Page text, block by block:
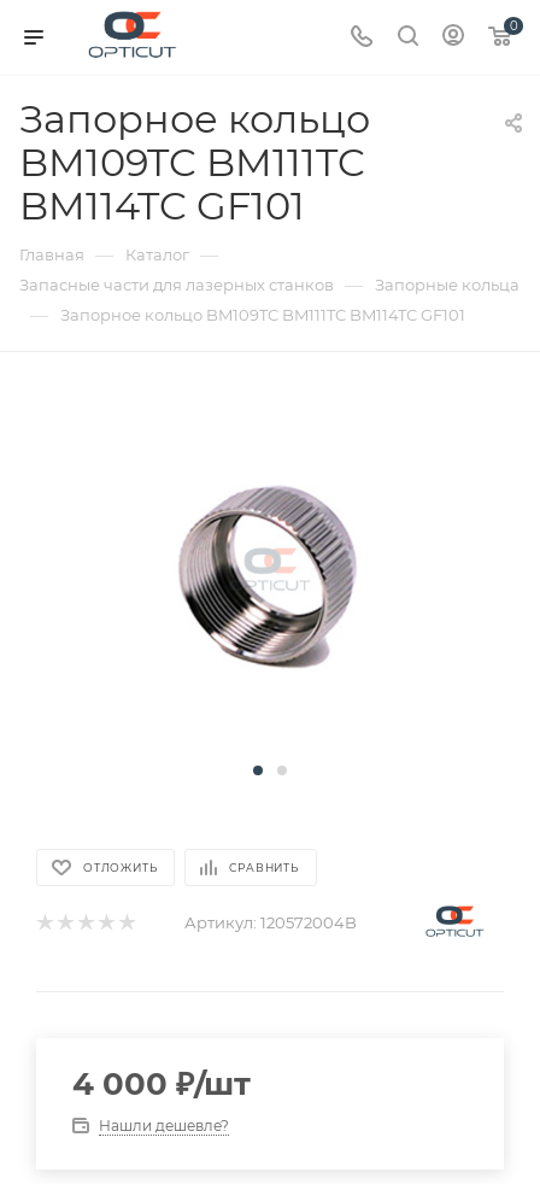
0
Запорное кольцо
BM109TC BM111TC
BM114TC GF101
Главная — Каталог —
Запасные части для лазерных станков — Запорные кольца
— Запорное кольцо BM109TC BM111TC BM114TC GF101
ОТЛОЖИТЬ СРАВНИТЬ
Артикул: 120572004B
4 000 ₽/шт
Нашли дешевле?